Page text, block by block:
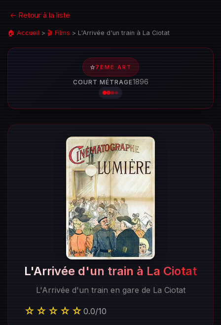
← Retour à la liste
🏠 Accueil > 🎬 Films > L'Arrivée d'un train à La Ciotat
⭐7ÈME ART
COURT MÉTRAGE1896
L'Arrivée d'un train à La Ciotat
L'Arrivée d'un train en gare de La Ciotat
☆☆☆☆☆ 0.0/10